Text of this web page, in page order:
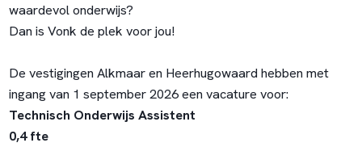
waardevol onderwijs?
Dan is Vonk de plek voor jou!
De vestigingen Alkmaar en Heerhugowaard hebben met
ingang van 1 september 2026 een vacature voor:
Technisch Onderwijs Assistent
0,4 fte